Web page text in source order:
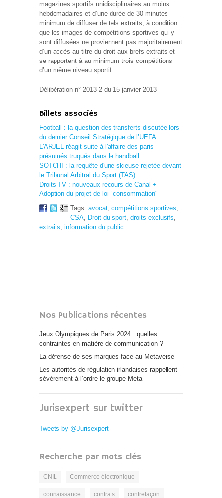
magazines sportifs unidisciplinaires au moins
hebdomadaires et d’une durée de 30 minutes
minimum de diffuser de tels extraits, à condition
que les images de compétitions sportives qui y
sont diffusées ne proviennent pas majoritairement
d’un accès au titre du droit aux brefs extraits et
se rapportent à au minimum trois compétitions
d’un même niveau sportif.
Délibération n° 2013-2 du 15 janvier 2013
Billets associés
Football : la question des transferts discutée lors
du dernier Conseil Stratégique de l’UEFA
L'ARJEL réagit suite à l'affaire des paris
présumés truqués dans le handball
SOTCHI : la requête d'une skieuse rejetée devant
le Tribunal Arbitral du Sport (TAS)
Droits TV : nouveaux recours de Canal +
Adoption du projet de loi "consommation"
Tags: avocat, compétitions sportives,
CSA, Droit du sport, droits exclusifs,
extraits, information du public
Nos Publications récentes
Jeux Olympiques de Paris 2024 : quelles
contraintes en matière de communication ?
La défense de ses marques face au Metaverse
Les autorités de régulation irlandaises rappellent
sévèrement à l’ordre le groupe Meta
Jurisexpert sur twitter
Tweets by @Jurisexpert
Recherche par mots clés
CNIL Commerce électronique
connaissance contrats contrefaçon